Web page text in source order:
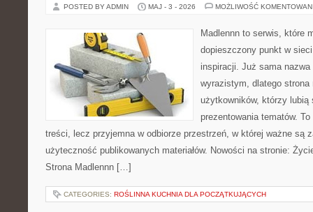
POSTED BY ADMIN MAJ - 3 - 2026 MOŻLIWOŚĆ
Madlennn to serwis, które
dopieszczony punkt w
inspiracji. Już sama
wyrazistym, dlatego
użytkowników, którzy lubią
prezentowania tematów.
treści, lecz przyjemna w odbiorze przestrzeń, w której ważne są
użyteczność publikowanych materiałów. Nowości na stronie:
Strona Madlennn […]
CATEGORIES: ROŚLINNA KUCHNIA DLA POCZĄTKUJĄCYCH